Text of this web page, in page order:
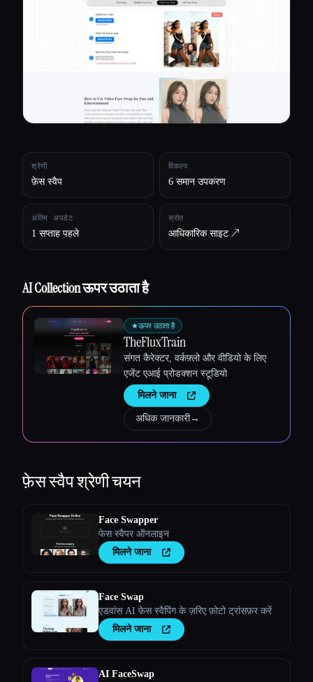
Esc
श्रेणी
फ़ेस स्वैप
विकल्प
6 समान उपकरण
अंतिम अपडेट
1 सप्ताह पहले
स्रोत
आधिकारिक साइट ↗︎
AI Collection ऊपर उठाता है
★ऊपर उठाता है
TheFluxTrain
संगत कैरेक्टर, वर्कफ़्लो और वीडियो के लिए
एजेंट एआई प्रोडक्शन स्टूडियो
मिलने जाना
अधिक जानकारी→
फ़ेस स्वैपश्रेणी चयन
Face Swapper
फेस स्वैपर ऑनलाइन
मिलने जाना
Face Swap
एडवांस AI फ़ेस स्वैपिंग के ज़रिए फ़ोटो ट्रांसफ़र करें
मिलने जाना
AI FaceSwap